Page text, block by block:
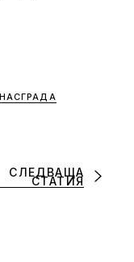
СЛЕДВАЩА
СТАТИЯ